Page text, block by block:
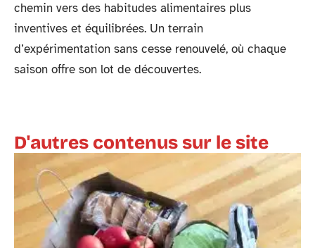
chemin vers des habitudes alimentaires plus
inventives et équilibrées. Un terrain
d’expérimentation sans cesse renouvelé, où chaque
saison offre son lot de découvertes.
D'autres contenus sur le site